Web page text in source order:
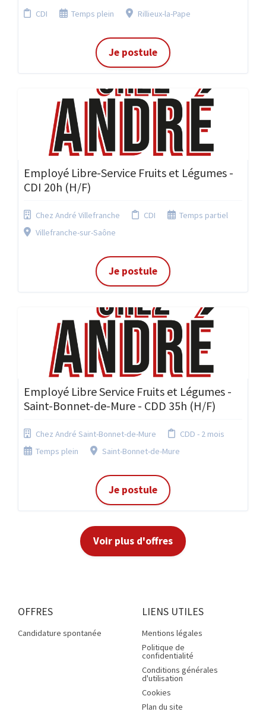
CDI Temps plein Rillieux-la-Pape
Je postule
Employé Libre-Service Fruits et Légumes -
CDI 20h (H/F)
Chez André Villefranche CDI
Temps partiel
Villefranche-sur-Saône
Je postule
Employé Libre Service Fruits et Légumes -
Saint-Bonnet-de-Mure - CDD 35h (H/F)
Chez André Saint-Bonnet-de-Mure
CDD - 2 mois
Temps plein
Saint-Bonnet-de-Mure
Je postule
Voir plus d'offres
OFFRES
Candidature spontanée
LIENS UTILES
Mentions légales
Politique de
confidentialité
Conditions générales
d'utilisation
Cookies
Plan du site